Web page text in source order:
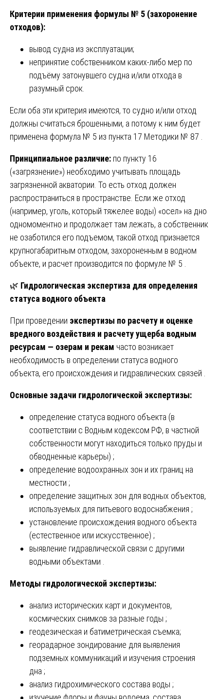
Критерии применения формулы № 5 (захоронение
отходов):
вывод судна из эксплуатации;
непринятие собственником каких-либо мер по
подъёму затонувшего судна и/или отхода в
разумный срок.
Если оба эти критерия имеются, то судно и/или отход
должны считаться брошенными, а потому к ним будет
применена формула № 5 из пункта 17 Методики № 87 .
Принципиальное различие: по пункту 16
(«загрязнение») необходимо учитывать площадь
загрязненной акватории. То есть отход должен
распространиться в пространстве. Если же отход
(например, уголь, который тяжелее воды) «осел» на дно
одномоментно и продолжает там лежать, а собственник
не озаботился его подъемом, такой отход признается
крупногабаритным отходом, захороненным в водном
объекте, и расчет производится по формуле № 5 .
🌿 Гидрологическая экспертиза для определения
статуса водного объекта
При проведении экспертизы по расчету и оценке
вредного воздействия и расчету ущерба водным
ресурсам — озерам и рекам часто возникает
необходимость в определении статуса водного
объекта, его происхождения и гидравлических связей .
Основные задачи гидрологической экспертизы:
определение статуса водного объекта (в
соответствии с Водным кодексом РФ, в частной
собственности могут находиться только пруды и
обводненные карьеры) ;
определение водоохранных зон и их границ на
местности ;
определение защитных зон для водных объектов,
используемых для питьевого водоснабжения ;
установление происхождения водного объекта
(естественное или искусственное) ;
выявление гидравлической связи с другими
водными объектами .
Методы гидрологической экспертизы:
анализ исторических карт и документов,
космических снимков за разные годы ;
геодезическая и батиметрическая съемка;
георадарное зондирование для выявления
подземных коммуникаций и изучения строения
дна ;
анализ гидрохимического состава воды ;